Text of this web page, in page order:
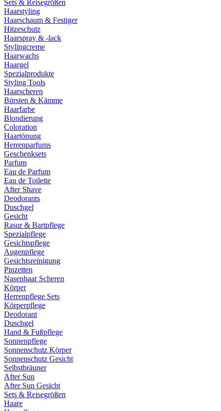
Sets & Reisegrößen
Haarstyling
Haarschaum & Festiger
Hitzeschutz
Haarspray & -lack
Stylingcreme
Haarwachs
Haargel
Spezialprodukte
Styling Tools
Haarscheren
Bürsten & Kämme
Haarfarbe
Blondierung
Coloration
Haartönung
Herrenparfums
Geschenksets
Parfum
Eau de Parfum
Eau de Toilette
After Shave
Deodorants
Duschgel
Gesicht
Rasur & Bartpflege
Spezialpflege
Gesichtspflege
Augenpflege
Gesichtsreinigung
Pinzetten
Nasenhaar Scheren
Körper
Herrenpflege Sets
Körperpflege
Deodorant
Duschgel
Hand & Fußpflege
Sonnenpflege
Sonnenschutz Körper
Sonnenschutz Gesicht
Selbstbräuner
After Sun
After Sun Gesicht
Sets & Reisegrößen
Haare